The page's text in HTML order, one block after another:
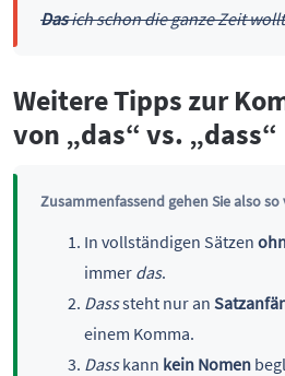
Dasich schon die ganze Zeit
Weitere Tipps zur
von „das“ vs. „dass“
Zusammenfassend gehen Sie also so
In vollständigen Sätzen
immer das.
Dasssteht nur an
einem Komma.
Dasskann kein Nomen